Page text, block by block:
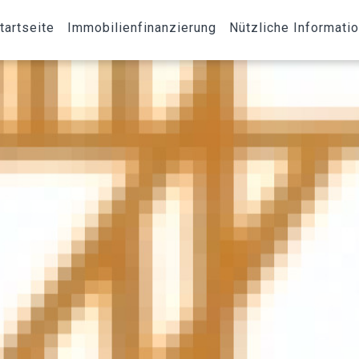
Immobilienfinanzierung Nützliche